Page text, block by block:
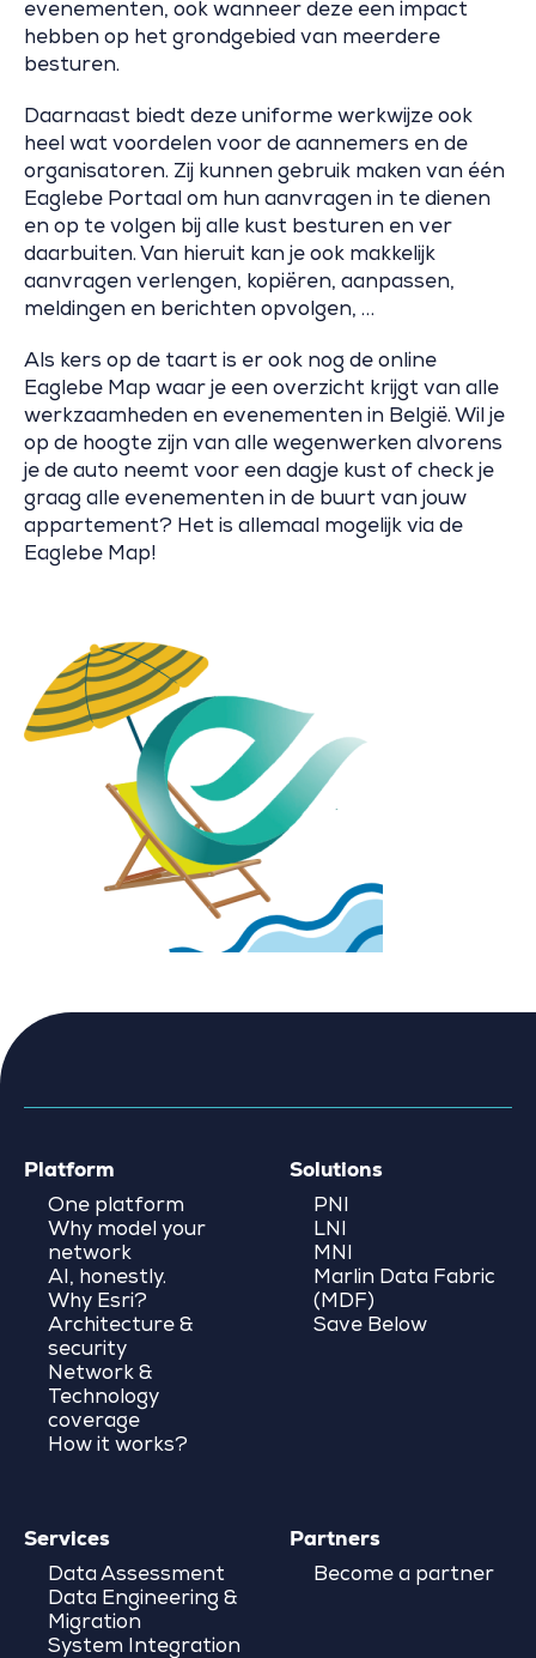
evenementen, ook wanneer deze een impact
hebben op het grondgebied van meerdere
besturen.
Daarnaast biedt deze uniforme werkwijze ook
heel wat voordelen voor de aannemers en de
organisatoren. Zij kunnen gebruik maken van één
Eaglebe Portaal om hun aanvragen in te dienen
en op te volgen bij alle kust besturen en ver
daarbuiten. Van hieruit kan je ook makkelijk
aanvragen verlengen, kopiëren, aanpassen,
meldingen en berichten opvolgen, …
Als kers op de taart is er ook nog de online
Eaglebe Map waar je een overzicht krijgt van alle
werkzaamheden en evenementen in België. Wil je
op de hoogte zijn van alle wegenwerken alvorens
je de auto neemt voor een dagje kust of check je
graag alle evenementen in de buurt van jouw
appartement? Het is allemaal mogelijk via de
Eaglebe Map!
Platform
One platform
Why model your
network
AI, honestly.
Why Esri?
Architecture &
security
Network &
Technology
coverage
How it works?
Solutions
PNI
LNI
MNI
Marlin Data Fabric
(MDF)
Save Below
Services
Data Assessment
Data Engineering &
Migration
System Integration
Partners
Become a partner